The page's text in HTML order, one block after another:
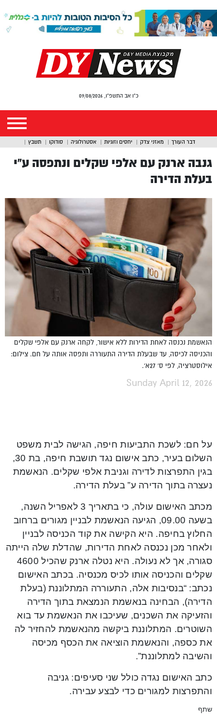
כ"ו אב התשפ"ו, 09/08/2026
דבר העורך מאזני צדק יחסים וזוגיות אסטרולוגיה סודוקו תשבץ
גנבה ארנק עם אלפי שקלים ונתפסה ע”י
בעלת הדירה
הנאשמת נכנסה לאחת הדירות ללא אישור, לקחה ארנק עם אלפי שקלים
והכניסה לכיסה, עד שבעלת הדירה התעוררה ותפסה אותה על חם. צילום:
אילוסטרציה, לפי ס' 27א'.
Sunday April 12, 2026
על חם: לשכת התביעות חיפה, הגישה לבית משפט
השלום בעיר, כתב אישום נגד תושבת חיפה, בת 30,
בגין התפרצות לדירה וגניבת אלפי שקלים. הנאשמת
נעצרה בתוך הדירה ע” בעלת הדירה.
מכתב האישום עולה, כי בתאריך 3 לאפריל השנה,
בשעה 09.00, הגיעה הנאשמת לבניין מגורים ברחוב
החלוץ בחיפה. היא הקישה את קוד הכניסה לבניין
ולאחר מכן נכנסה לאחת הדירות, שהדלת שלה הייתה
סגורה, אך לא נעולה. היא נטלה ארנק שהכיל 4600
שקלים והכניסה אותו לכיס מכנסיה. בכתב האישום
נכתב: “בנסיבות אלה, התעוררה המתלוננת (בעלת
הדירה), הבחינה בנאשמת הנמצאת בתוך הדירה
והזעיקה את השכנים, שעיכבו את הנאשמת עד בוא
השוטרים. המתלוננת ביקשה מהנאשמת להחזיר לה
את כספה, והנאשמת הוציאה את הכסף מכיסה
והשיבה למתלוננת”.
כתב האישום נגדה כולל שני סעיפים: גניבה
והתפרצות למגורים כדי לבצע עבירה.
שתף